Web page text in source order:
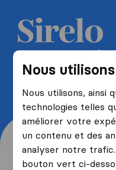
Nous
Nous utilisons, ainsi
technologies telles
améliorer votre
un contenu et des
analyser notre
bouton vert ci-
Recevez 5
déménageurs
jusqu'à 40%